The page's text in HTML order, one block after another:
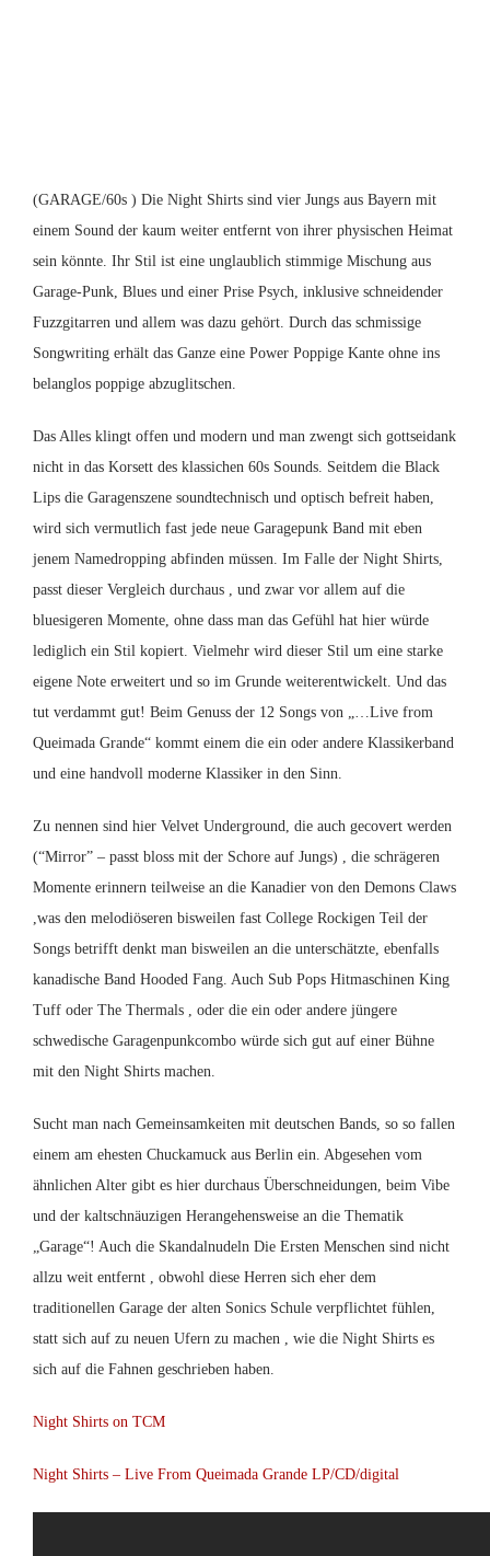
(GARAGE/60s ) Die Night Shirts sind vier Jungs aus Bayern mit
einem Sound der kaum weiter entfernt von ihrer physischen Heimat
sein könnte. Ihr Stil ist eine unglaublich stimmige Mischung aus
Garage-Punk, Blues und einer Prise Psych, inklusive schneidender
Fuzzgitarren und allem was dazu gehört. Durch das schmissige
Songwriting erhält das Ganze eine Power Poppige Kante ohne ins
belanglos poppige abzuglitschen.
Das Alles klingt offen und modern und man zwengt sich gottseidank
nicht in das Korsett des klassichen 60s Sounds. Seitdem die Black
Lips die Garagenszene soundtechnisch und optisch befreit haben,
wird sich vermutlich fast jede neue Garagepunk Band mit eben
jenem Namedropping abfinden müssen. Im Falle der Night Shirts,
passt dieser Vergleich durchaus , und zwar vor allem auf die
bluesigeren Momente, ohne dass man das Gefühl hat hier würde
lediglich ein Stil kopiert. Vielmehr wird dieser Stil um eine starke
eigene Note erweitert und so im Grunde weiterentwickelt. Und das
tut verdammt gut! Beim Genuss der 12 Songs von „…Live from
Queimada Grande“ kommt einem die ein oder andere Klassikerband
und eine handvoll moderne Klassiker in den Sinn.
Zu nennen sind hier Velvet Underground, die auch gecovert werden
(“Mirror” – passt bloss mit der Schore auf Jungs) , die schrägeren
Momente erinnern teilweise an die Kanadier von den Demons Claws
,was den melodiöseren bisweilen fast College Rockigen Teil der
Songs betrifft denkt man bisweilen an die unterschätzte, ebenfalls
kanadische Band Hooded Fang. Auch Sub Pops Hitmaschinen King
Tuff oder The Thermals , oder die ein oder andere jüngere
schwedische Garagenpunkcombo würde sich gut auf einer Bühne
mit den Night Shirts machen.
Sucht man nach Gemeinsamkeiten mit deutschen Bands, so so fallen
einem am ehesten Chuckamuck aus Berlin ein. Abgesehen vom
ähnlichen Alter gibt es hier durchaus Überschneidungen, beim Vibe
und der kaltschnäuzigen Herangehensweise an die Thematik
„Garage“! Auch die Skandalnudeln Die Ersten Menschen sind nicht
allzu weit entfernt , obwohl diese Herren sich eher dem
traditionellen Garage der alten Sonics Schule verpflichtet fühlen,
statt sich auf zu neuen Ufern zu machen , wie die Night Shirts es
sich auf die Fahnen geschrieben haben.
Night Shirts on TCM
Night Shirts – Live From Queimada Grande LP/CD/digital